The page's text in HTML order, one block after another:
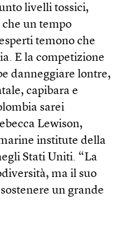
livelli tossici,
un tempo
temono che
E la competizione
danneggiare lontre,
capibara e
sarei
Lewison,
institute della
Stati Uniti. “La
ma il suo
un grande